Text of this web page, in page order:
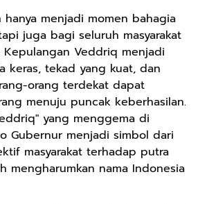
hanya menjadi momen bahagia
juga bagi seluruh masyarakat
Kepulangan Veddriq menjadi
keras, tekad yang kuat, dan
orang terdekat dapat
menuju puncak keberhasilan.
yang menggema di
Gubernur menjadi simbol dari
masyarakat terhadap putra
mengharumkan nama Indonesia